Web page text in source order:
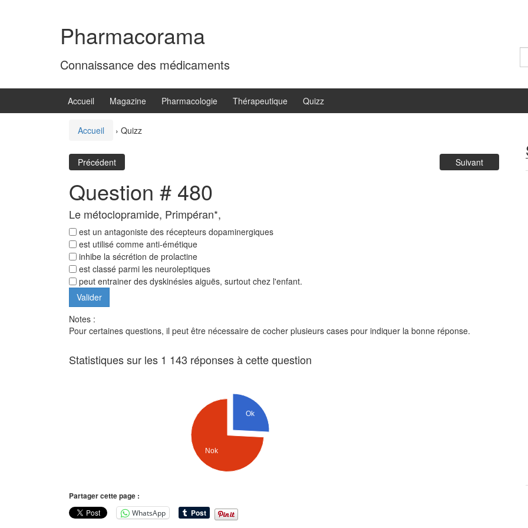
Pharmacorama
Connaissance des médicaments
Accueil Magazine Pharmacologie Thérapeutique Quizz
Accueil › Quizz
Précédent Suivant
Question # 480
Le métoclopramide, Primpéran*,
est un antagoniste des récepteurs dopaminergiques
est utilisé comme anti-émétique
inhibe la sécrétion de prolactine
est classé parmi les neuroleptiques
peut entrainer des dyskinésies aiguës, surtout chez l'enfant.
Notes :
Pour certaines questions, il peut être nécessaire de cocher plusieurs cases pour indiquer la bonne réponse.
Statistiques sur les 1 143 réponses à cette question
Ok
Nok
Partager cette page :
WhatsApp